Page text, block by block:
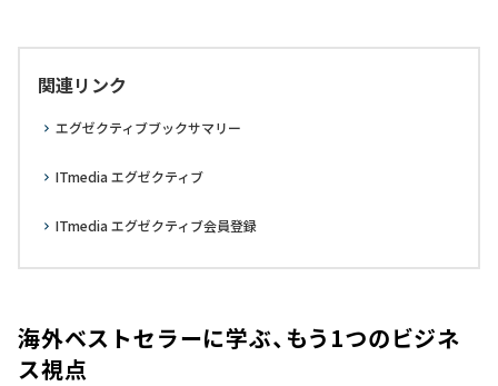
関連リンク
エグゼクティブブックサマリー
ITmedia エグゼクティブ
ITmedia エグゼクティブ会員登録
海外ベストセラーに学ぶ、もう1つのビジネ
ス視点